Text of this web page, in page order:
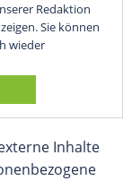
Redaktion
Sie können
wieder
Inhalte